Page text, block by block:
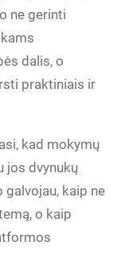
ne gerinti
dalis, o
praktiniais ir
kad mokymų
jos dvynukų
galvojau, kaip ne
o kaip